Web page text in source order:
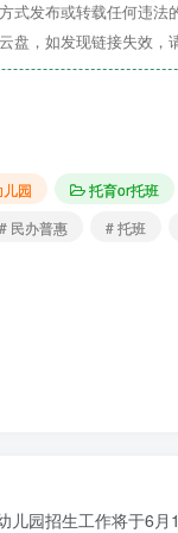
式发布或转载任何违法
盘，如发现链接失效，
园 托育or托班
# 民办普惠 # 托班
儿园招生工作将于6月